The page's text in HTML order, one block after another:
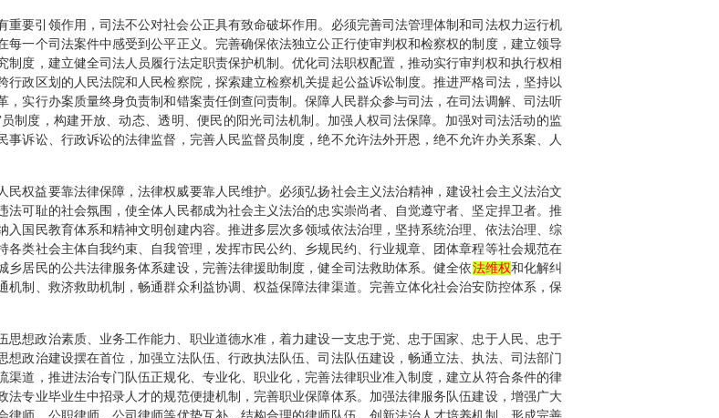
要引领作用，司法不公对社会公正具有致命破坏作用。必须完善司法管理体制和司法权力运行机
一个司法案件中感受到公平正义。完善确保依法独立公正行使审判权和检察权的制度，建立领导
度，建立健全司法人员履行法定职责保护机制。优化司法职权配置，推动实行审判权和执行权相
政区划的人民法院和人民检察院，探索建立检察机关提起公益诉讼制度。推进严格司法，坚持以
实行办案质量终身负责制和错案责任倒查问责制。保障人民群众参与司法，在司法调解、司法听
制度，构建开放、动态、透明、便民的阳光司法机制。加强人权司法保障。加强对司法活动的监
诉讼、行政诉讼的法律监督，完善人民监督员制度，绝不允许法外开恩，绝不允许办关系案、人
权益要靠法律保障，法律权威要靠人民维护。必须弘扬社会主义法治精神，建设社会主义法治文
可耻的社会氛围，使全体人民都成为社会主义法治的忠实崇尚者、自觉遵守者、坚定捍卫者。推
国民教育体系和精神文明创建内容。推进多层次多领域依法治理，坚持系统治理、依法治理、综
类社会主体自我约束、自我管理，发挥市民公约、乡规民约、行业规章、团体章程等社会规范在
居民的公共法律服务体系建设，完善法律援助制度，健全司法救助体系。健全依法维权和化解纠
制、救济救助机制，畅通群众利益协调、权益保障法律渠道。完善立体化社会治安防控体系，保
想政治素质、业务工作能力、职业道德水准，着力建设一支忠于党、忠于国家、忠于人民、忠于
政治建设摆在首位，加强立法队伍、行政执法队伍、司法队伍建设，畅通立法、执法、司法部门
道，推进法治专门队伍正规化、专业化、职业化，完善法律职业准入制度，建立从符合条件的律
专业毕业生中招录人才的规范便捷机制，完善职业保障体系。加强法律服务队伍建设，增强广大